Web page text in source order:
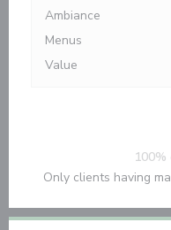
Ambiance
Menus
Value
Only clients having